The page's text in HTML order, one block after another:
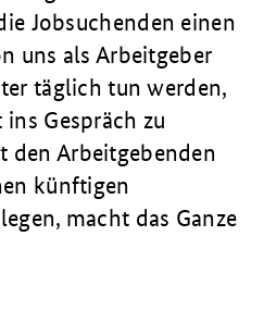
Jobsuchenden einen
uns als Arbeitgeber
täglich tun werden,
Gespräch zu
Arbeitgebenden
künftigen
macht das Ganze